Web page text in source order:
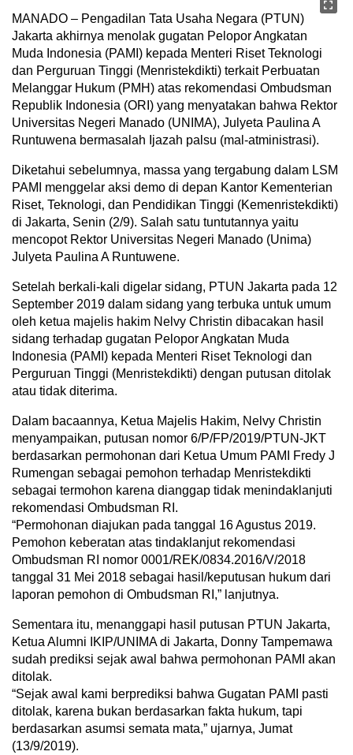
MANADO – Pengadilan Tata Usaha Negara (PTUN)
Jakarta akhirnya menolak gugatan Pelopor Angkatan
Muda Indonesia (PAMI) kepada Menteri Riset Teknologi
dan Perguruan Tinggi (Menristekdikti) terkait Perbuatan
Melanggar Hukum (PMH) atas rekomendasi Ombudsman
Republik Indonesia (ORI) yang menyatakan bahwa Rektor
Universitas Negeri Manado (UNIMA), Julyeta Paulina A
Runtuwena bermasalah Ijazah palsu (mal-atministrasi).
Diketahui sebelumnya, massa yang tergabung dalam LSM
PAMI menggelar aksi demo di depan Kantor Kementerian
Riset, Teknologi, dan Pendidikan Tinggi (Kemenristekdikti)
di Jakarta, Senin (2/9). Salah satu tuntutannya yaitu
mencopot Rektor Universitas Negeri Manado (Unima)
Julyeta Paulina A Runtuwene.
Setelah berkali-kali digelar sidang, PTUN Jakarta pada 12
September 2019 dalam sidang yang terbuka untuk umum
oleh ketua majelis hakim Nelvy Christin dibacakan hasil
sidang terhadap gugatan Pelopor Angkatan Muda
Indonesia (PAMI) kepada Menteri Riset Teknologi dan
Perguruan Tinggi (Menristekdikti) dengan putusan ditolak
atau tidak diterima.
Dalam bacaannya, Ketua Majelis Hakim, Nelvy Christin
menyampaikan, putusan nomor 6/P/FP/2019/PTUN-JKT
berdasarkan permohonan dari Ketua Umum PAMI Fredy J
Rumengan sebagai pemohon terhadap Menristekdikti
sebagai termohon karena dianggap tidak menindaklanjuti
rekomendasi Ombudsman RI.
“Permohonan diajukan pada tanggal 16 Agustus 2019.
Pemohon keberatan atas tindaklanjut rekomendasi
Ombudsman RI nomor 0001/REK/0834.2016/V/2018
tanggal 31 Mei 2018 sebagai hasil/keputusan hukum dari
laporan pemohon di Ombudsman RI,” lanjutnya.
Sementara itu, menanggapi hasil putusan PTUN Jakarta,
Ketua Alumni IKIP/UNIMA di Jakarta, Donny Tampemawa
sudah prediksi sejak awal bahwa permohonan PAMI akan
ditolak.
“Sejak awal kami berprediksi bahwa Gugatan PAMI pasti
ditolak, karena bukan berdasarkan fakta hukum, tapi
berdasarkan asumsi semata mata,” ujarnya, Jumat
(13/9/2019).